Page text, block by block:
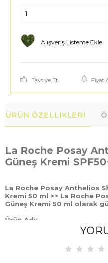
Alışveriş Listeme Ekle
Tavsiye Et Fiyat
ÜRÜN ÖZELLIKLERI
La Roche Posay
Güneş Kremi
La Roche Posay Anthelios
Kremi 50 ml >> La Roche
Güneş Kremi 50 ml olarak
Ürün Adı:
La Roche Posay Anthelios